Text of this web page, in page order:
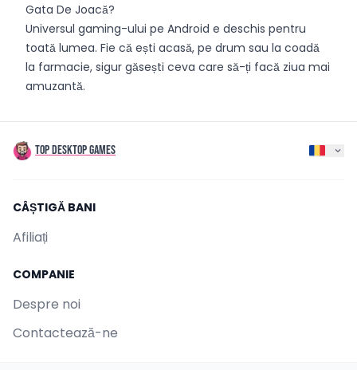
Gata De Joacă?
Universul gaming-ului pe Android e deschis pentru
toată lumea. Fie că ești acasă, pe drum sau la coadă
la farmacie, sigur găsești ceva care să-ți facă ziua mai
amuzantă.
TOP DESKTOP GAMES
CÂȘTIGĂ BANI
Afiliați
COMPANIE
Despre noi
Contactează-ne